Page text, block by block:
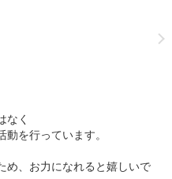
なく
動を行っています。
め、お力になれると嬉しいで